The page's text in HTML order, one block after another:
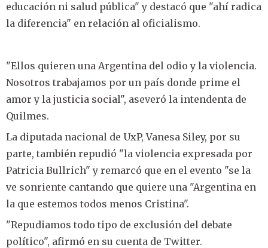
educación ni salud pública" y destacó que "ahí radica
la diferencia" en relación al oficialismo.
"Ellos quieren una Argentina del odio y la violencia.
Nosotros trabajamos por un país donde prime el
amor y la justicia social", aseveró la intendenta de
Quilmes.
La diputada nacional de UxP, Vanesa Siley, por su
parte, también repudió "la violencia expresada por
Patricia Bullrich" y remarcó que en el evento "se la
ve sonriente cantando que quiere una "Argentina en
la que estemos todos menos Cristina".
"Repudiamos todo tipo de exclusión del debate
político", afirmó en su cuenta de Twitter.